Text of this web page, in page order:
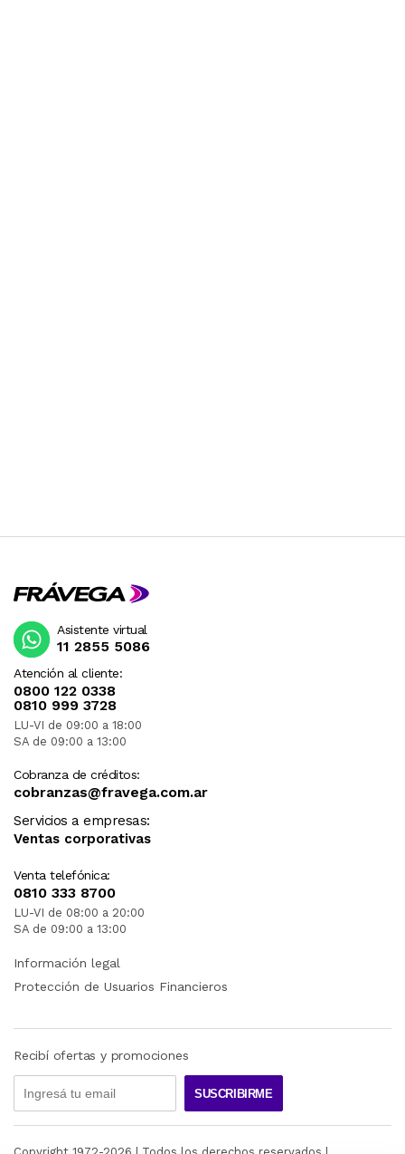
Atención al cliente:
0800 122 0338
0810 999 3728
LU-VI de 09:00 a 18:00
SA de 09:00 a 13:00
Cobranza de créditos:
cobranzas@fravega.com.ar
Servicios a empresas:
Ventas corporativas
Venta telefónica:
0810 333 8700
LU-VI de 08:00 a 20:00
SA de 09:00 a 13:00
Asistente virtual
11 2855 5086
Información legal
Protección de Usuarios Financieros
Recibí ofertas y promociones
SUSCRIBIRME